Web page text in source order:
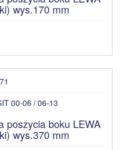
wys.170 mm
00-06 / 06-13
poszycia boku LEWA
wys.370 mm